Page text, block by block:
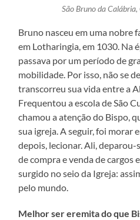
São Bruno da
Bruno nasceu em uma nobre
em Lotharingia, em 1030. Na
passava por um período de
mobilidade. Por isso, não se
transcorreu sua vida entre a
Frequentou a escola de São
chamou a atenção do Bispo,
sua igreja. A seguir, foi morar
depois, lecionar. Ali, deparou-
de compra e venda de cargos
surgido no seio da Igreja:
pelo mundo.
Melhor ser eremita do que